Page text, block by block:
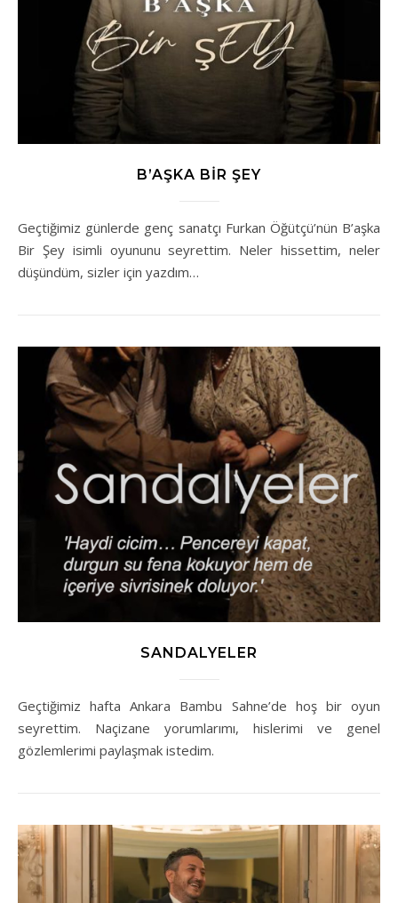
B’AŞKA BIR ŞEY
Geçtiğimiz günlerde genç sanatçı Furkan Öğütçü’nün B’aşka
Bir Şey isimli oyununu seyrettim. Neler hissettim, neler
düşündüm, sizler için yazdım…
SANDALYELER
Geçtiğimiz hafta Ankara Bambu Sahne’de hoş bir oyun
seyrettim. Naçizane yorumlarımı, hislerimi ve genel
gözlemlerimi paylaşmak istedim.